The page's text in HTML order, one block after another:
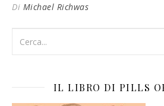
Di Michael Richwas
IL LIBRO DI PILLS